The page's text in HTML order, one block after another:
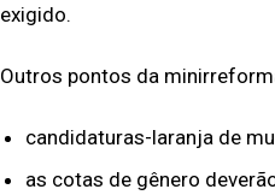
exigido.
Outros pontos da
candidaturas-laranja de
as cotas de gênero